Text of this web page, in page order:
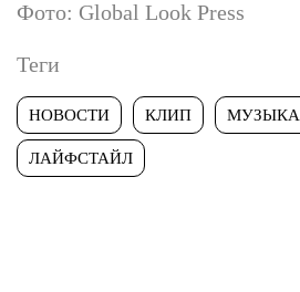
Фото: Global Look Press
Теги
НОВОСТИ КЛИП МУЗЫКА
ЛАЙФСТАЙЛ